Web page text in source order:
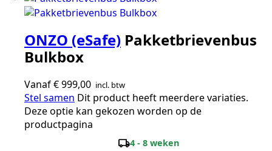
ONZO (eSafe) Pakketbrievenbus
Bulkbox
Vanaf€999,00 incl. btw
Stel samen Dit product heeft meerdere variaties.
Deze optie kan gekozen worden op de
productpagina
local_shipping4 - 8 weken